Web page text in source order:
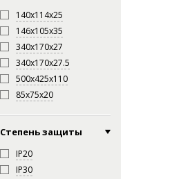
140х114х25
146х105х35
340х170х27
340х170х27.5
500х425х110
85х75х20
Степень защиты
IP20
IP30